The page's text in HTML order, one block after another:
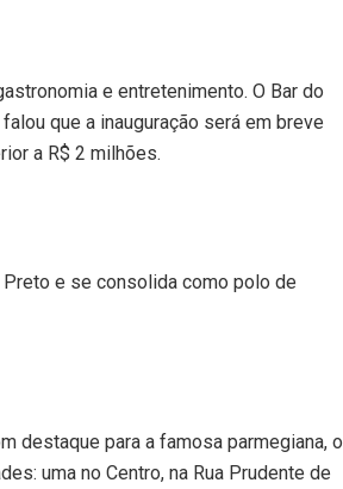
e entretenimento. O Bar do
que a inauguração será em breve
a R$ 2 milhões.
e se consolida como polo de
destaque para a famosa parmegiana, o
uma no Centro, na Rua Prudente de